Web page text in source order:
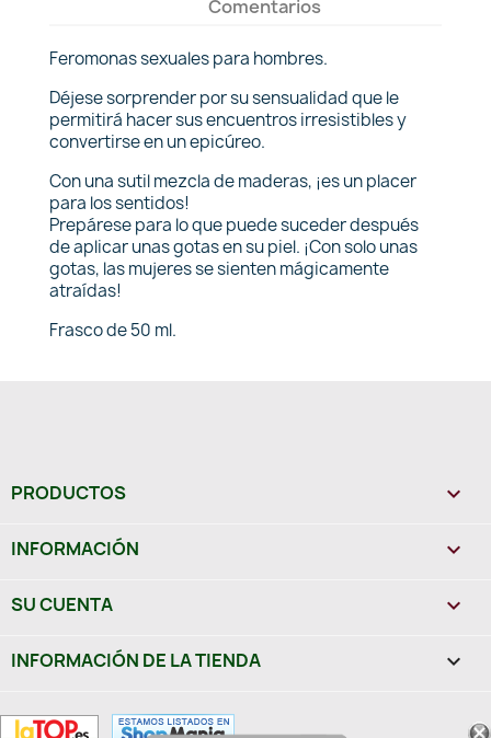
Comentarios
Feromonas sexuales para hombres.
Déjese sorprender por su sensualidad que le
permitirá hacer sus encuentros irresistibles y
convertirse en un epicúreo.
Con una sutil mezcla de maderas, ¡es un placer
para los sentidos!
Prepárese para lo que puede suceder después
de aplicar unas gotas en su piel. ¡Con solo unas
gotas, las mujeres se sienten mágicamente
atraídas!
Frasco de 50 ml.
PRODUCTOS 
INFORMACIÓN 
SU CUENTA 
INFORMACIÓN DE LA TIENDA keyboard_arrow_down